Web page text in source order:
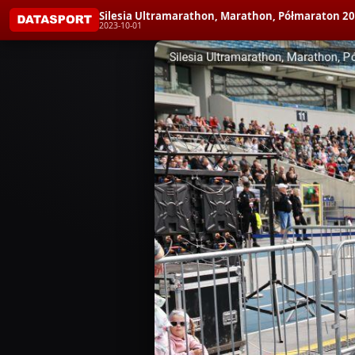
Silesia Ultramarathon, Marathon, Półmaraton
2023-10-01